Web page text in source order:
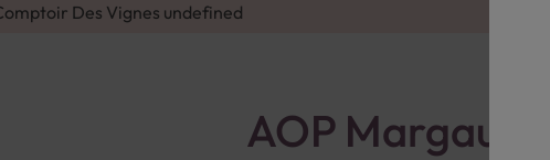
Des Vignes undefined
AOP Margaux